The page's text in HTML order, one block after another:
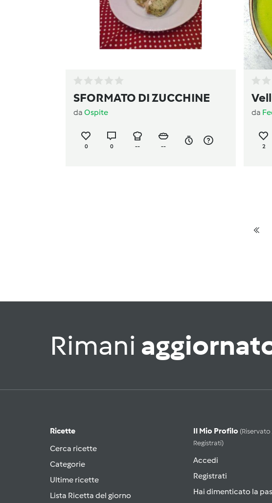
SFORMATO DI ZUCCHINE
da Ospite
0 0 -- --
da
2
Rimani
Ricette
Cerca ricette
Categorie
Ultime ricette
Lista Ricetta del giorno
Il Mio Profilo (riservato
Registrati)
Accedi
Registrati
Hai dimenticato la